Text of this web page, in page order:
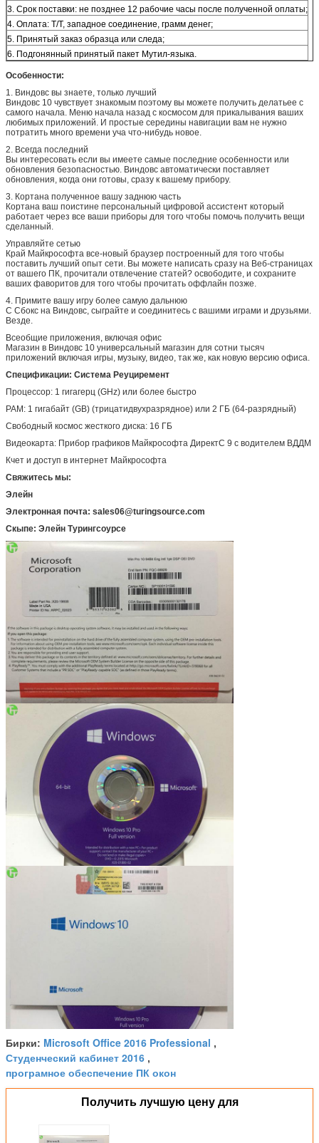
3. Срок поставки: не позднее 12 рабочие часы после полученной оплаты;
4. Оплата: Т/Т, западное соединение, грамм денег;
5. Принятый заказ образца или следа;
6. Подгонянный принятый пакет Мутил-языка.
Особенности:
1. Виндовс вы знаете, только лучший
Виндовс 10 чувствует знакомым поэтому вы можете получить делатьее с
самого начала. Меню начала назад с космосом для прикалывания ваших
любимых приложений. И простые середины навигации вам не нужно
потратить много времени уча что-нибудь новое.
2. Всегда последний
Вы интересовать если вы имеете самые последние особенности или
обновления безопасностью. Виндовс автоматически поставляет
обновления, когда они готовы, сразу к вашему прибору.
3. Кортана полученное вашу заднюю часть
Кортана ваш поистине персональный цифровой ассистент который
работает через все ваши приборы для того чтобы помочь получить вещи
сделанный.
Управляйте сетью
Край Майкрософта все-новый браузер построенный для того чтобы
поставить лучший опыт сети. Вы можете написать сразу на Веб-страницах
от вашего ПК, прочитали отвлечение статей? освободите, и сохраните
ваших фаворитов для того чтобы прочитать оффлайн позже.
4. Примите вашу игру более самую дальнюю
С Сбокс на Виндовс, сыграйте и соединитесь с вашими играми и друзьями.
Везде.
Всеобщие приложения, включая офис
Магазин в Виндовс 10 универсальный магазин для сотни тысяч
приложений включая игры, музыку, видео, так же, как новую версию офиса.
Спецификации: Система Реуциремент
Процессор: 1 гигагерц (GHz) или более быстро
РАМ: 1 гигабайт (GB) (трицатидвухразрядное) или 2 ГБ (64-разрядный)
Свободный космос жесткого диска: 16 ГБ
Видеокарта: Прибор графиков Майкрософта ДиректС 9 с водителем ВДДМ
Кчет и доступ в интернет Майкрософта
Свяжитесь мы:
Элейн
Электронная почта: sales06@turingsource.com
Скыпе: Элейн Турингсоурсе
Бирки: Microsoft Office 2016 Professional ,
Студенческий кабинет 2016 ,
програмное обеспечение ПК окон
Получить лучшую цену для